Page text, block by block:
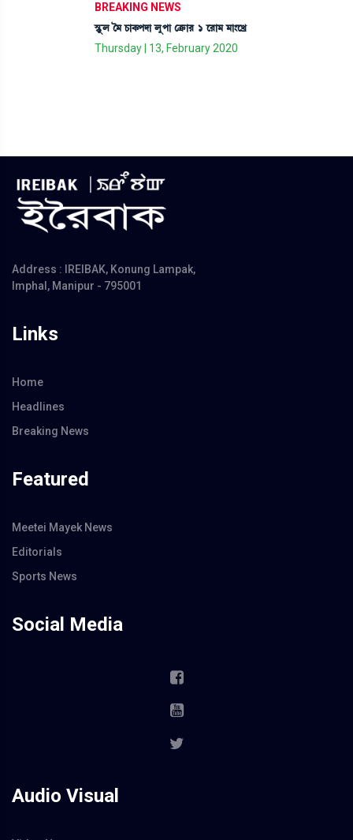
BREAKING NEWS
ÑHåþº í³ W¡àA¡šƒà ºåšà ëyû¡à¹ 1 ì¹à³ ³à}ìJø
Thursday | 13, February 2020
Address : IREIBAK, Konung Lampak,
Imphal, Manipur - 795001
Links
Home
Headlines
Breaking News
Featured
Meetei Mayek News
Editorials
Sports News
Social Media
Audio Visual